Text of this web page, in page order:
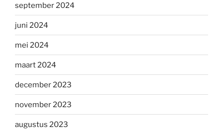
september 2024
juni 2024
mei 2024
maart 2024
december 2023
november 2023
augustus 2023